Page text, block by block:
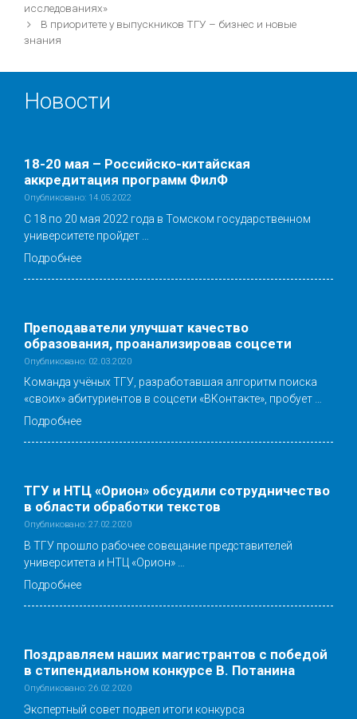
исследованиях»
В приоритете у выпускников ТГУ – бизнес и новые
знания
Новости
18-20 мая – Российско-китайская
аккредитация программ ФилФ
Опубликовано: 14.05.2022
С 18 по 20 мая 2022 года в Томском государственном
университете пройдет …
Подробнее
Преподаватели улучшат качество
образования, проанализировав соцсети
Опубликовано: 02.03.2020
Команда учёных ТГУ, разработавшая алгоритм поиска
«своих» абитуриентов в соцсети «ВКонтакте», пробует …
Подробнее
ТГУ и НТЦ «Орион» обсудили сотрудничество
в области обработки текстов
Опубликовано: 27.02.2020
В ТГУ прошло рабочее совещание представителей
университета и НТЦ «Орион» …
Подробнее
Поздравляем наших магистрантов с победой
в стипендиальном конкурсе В. Потанина
Опубликовано: 26.02.2020
Экспертный совет подвел итоги конкурса